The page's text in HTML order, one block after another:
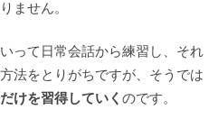
ません。
って日常会話から練習し、それ
法をとりがちですが、そうでは
けを習得していく のです。